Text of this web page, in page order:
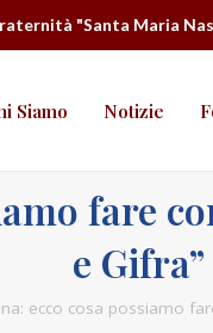
"Santa Maria
Siamo Notizie
fare
e Gifra”
ecco cosa possiamo